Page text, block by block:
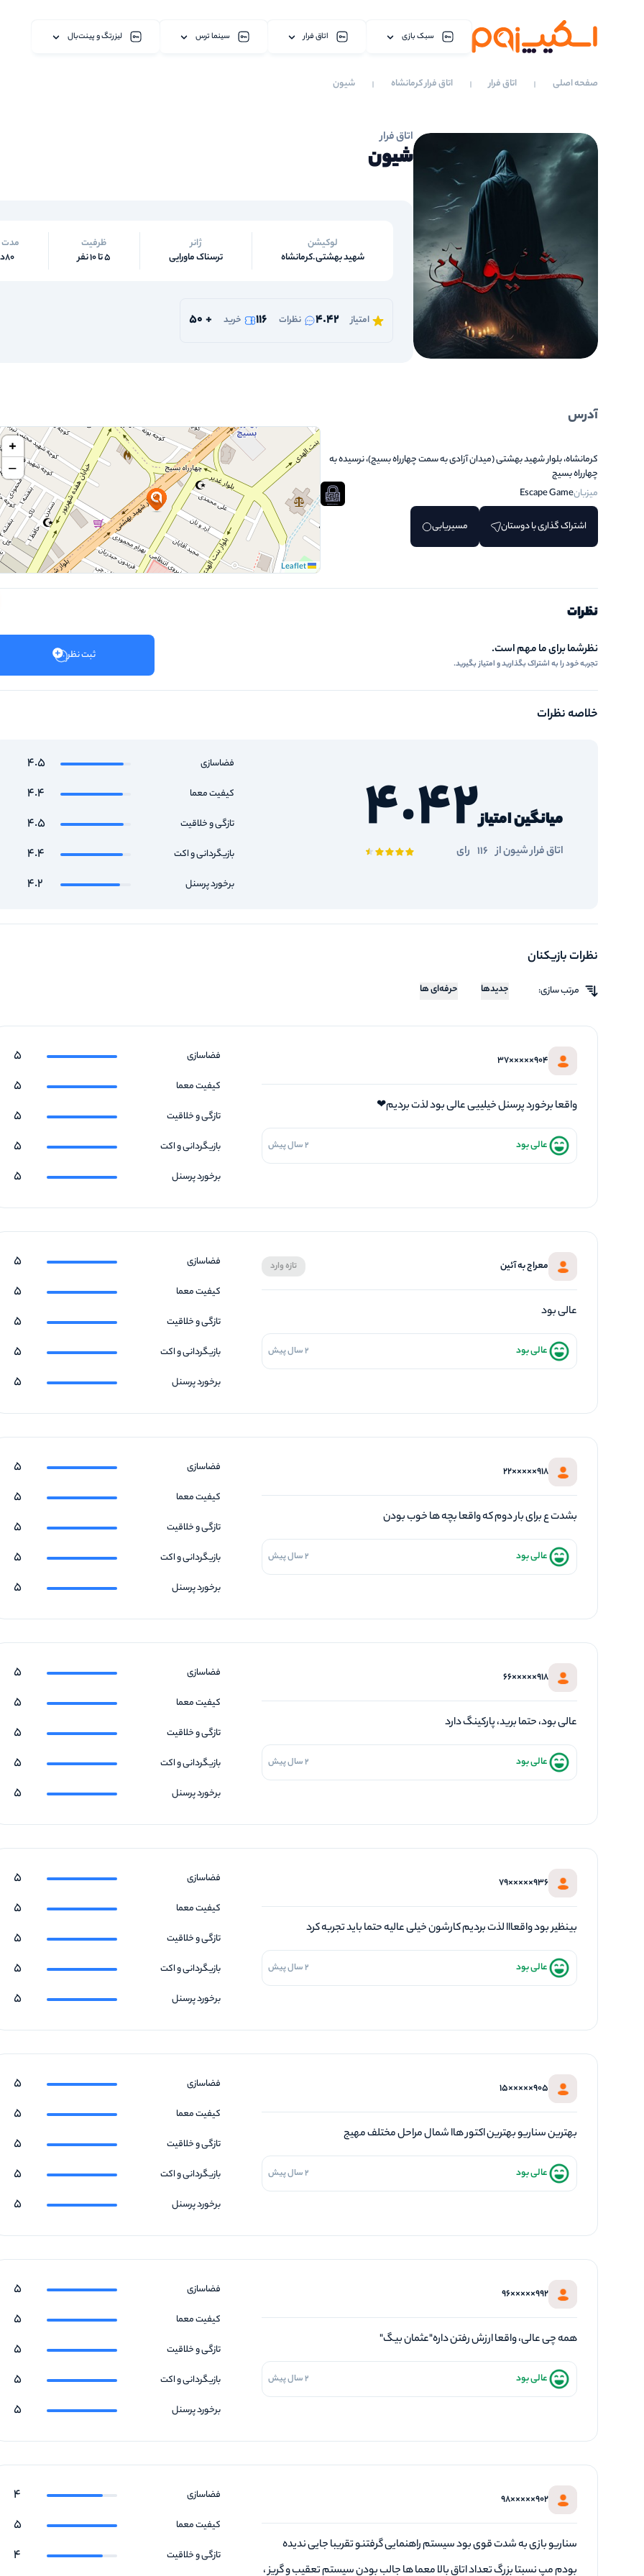
سبک بازی اتاق فرار سینما ترس لیزرتگ و پینت‌بال
صفحه اصلی اتاق فرار اتاق فرار کرمانشاه شیون
اتاق فرار
شیون
لوکیشن
شهید بهشتی.کرمانشاه
ژانر
ترسناک ماورایی
ظرفیت
5 تا 10 نفر
80دقیقه
امتیاز 4.42 نظرات 116 خرید +
50
آدرس
کرمانشاه، بلوار شهید بهشتی (میدان آزادی به سمت چهارراه بسیج)، نرسیده به
چهارراه بسیج
میزبانEscape Game
اشتراک گذاری با دوستان مسیریابی
+
−
Leaflet
نظرات
نظرشما برای ما مهم است.
تجربه خود را به اشتراک بگذارید و امتیاز بگیرید.
ثبت نظر
خلاصه نظرات
میانگین امتیاز4.42 اتاق فرار شیون از 116 رای
فضاسازی 4.5
کیفیت معما 4.4
تازگی و خلاقیت 4.5
بازیگردانی و اکت 4.4
برخورد پرسنل 4.2
نظرات بازیکنان
مرتب سازی: جدیدها حرفه‌ای ها
904×××××37
واقعا برخورد پرسنل خیلییی عالی بود لذت بردیم❤
عالی بود 2 سال پیش
فضاسازی 5
کیفیت معما 5
تازگی و خلاقیت 5
بازیگردانی و اکت 5
برخورد پرسنل 5
معراج به آئین تازه وارد
عالی بود
عالی بود 2 سال پیش
فضاسازی 5
کیفیت معما 5
تازگی و خلاقیت 5
بازیگردانی و اکت 5
برخورد پرسنل 5
918×××××22
بشدت ع برای بار دوم که واقعا بچه ها خوب بودن
عالی بود 2 سال پیش
فضاسازی 5
کیفیت معما 5
تازگی و خلاقیت 5
بازیگردانی و اکت 5
برخورد پرسنل 5
918×××××66
عالی بود، حتما برید، پارکینگ دارد
عالی بود 2 سال پیش
فضاسازی 5
کیفیت معما 5
تازگی و خلاقیت 5
بازیگردانی و اکت 5
برخورد پرسنل 5
936×××××79
بینظیر بود واقعااا لذت بردیم کارشون خیلی عالیه حتما باید تجربه کرد
عالی بود 2 سال پیش
فضاسازی 5
کیفیت معما 5
تازگی و خلاقیت 5
بازیگردانی و اکت 5
برخورد پرسنل 5
905×××××15
بهترین سناریو بهترین اکتور هاا شمال مراحل مختلف مهیج
عالی بود 2 سال پیش
فضاسازی 5
کیفیت معما 5
تازگی و خلاقیت 5
بازیگردانی و اکت 5
برخورد پرسنل 5
992×××××96
همه چی عالی، واقعا ارزش رفتن داره"عثمان بیگ"
عالی بود 2 سال پیش
فضاسازی 5
کیفیت معما 5
تازگی و خلاقیت 5
بازیگردانی و اکت 5
برخورد پرسنل 5
902×××××98
سناریو بازی به شدت قوی بود سیستم راهنمایی گرفتنو تقریبا جایی ندیده
بودم مپ نسبتا بزرگ تعداد اتاق بالا معما ها جالب بودن سیستم تعقیب و گریز ،
فضاسازی 4
کیفیت معما 5
تازگی و خلاقیت 4